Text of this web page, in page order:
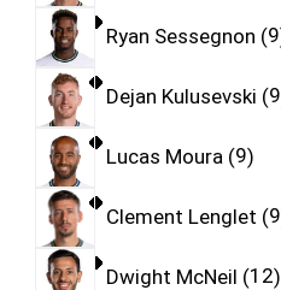
Ryan Sessegnon 9
Dejan Kulusevski 9
Lucas Moura 9
Clement Lenglet 9
Dwight McNeil 12